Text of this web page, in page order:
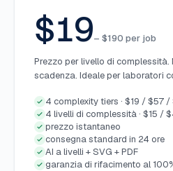
$19– $190 per job
Prezzo per livello di complessità.
scadenza. Ideale per laboratori
4 complexity tiers · $19 / $57 /
4 livelli di complessità · $15 /
prezzo istantaneo
consegna standard in 24 ore
AI a livelli + SVG + PDF
garanzia di rifacimento al